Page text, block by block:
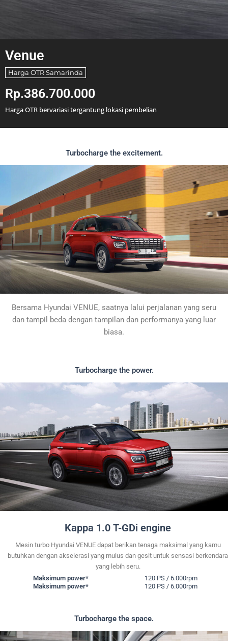
Venue
Harga OTR Samarinda
Rp.386.700.000
Harga OTR bervariasi tergantung lokasi pembelian
Turbocharge the excitement.
Bersama Hyundai VENUE, saatnya lalui perjalanan yang seru
dan tampil beda dengan tampilan dan performanya yang luar
biasa.
Turbocharge the power.
Kappa 1.0 T-GDi engine
Mesin turbo Hyundai VENUE dapat berikan tenaga maksimal yang kamu
butuhkan dengan akselerasi yang mulus dan gesit untuk sensasi berkendara
yang lebih seru.
Maksimum power*
120 PS / 6.000rpm
Maksimum power*
120 PS / 6.000rpm
Turbocharge the space.